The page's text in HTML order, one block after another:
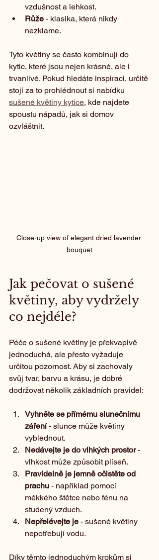
vzdušnost a lehkost.
Růže - klasika, která nikdy
nezklame.
Tyto květiny se často kombinují do
kytic, které jsou nejen krásné, ale i
trvanlivé. Pokud hledáte inspiraci, určitě
stojí za to prohlédnout si nabídku
sušené květiny kytice, kde najdete
spoustu nápadů, jak si domov
ozvláštnit.
Close-up view of elegant dried lavender
bouquet
Jak pečovat o sušené
květiny, aby vydržely
co nejdéle?
Péče o sušené květiny je překvapivě
jednoduchá, ale přesto vyžaduje
určitou pozornost. Aby si zachovaly
svůj tvar, barvu a krásu, je dobré
dodržovat několik základních pravidel:
Vyhněte se přímému slunečnímu
záření - slunce může květiny
vyblednout.
Nedávejte je do vlhkých prostor -
vlhkost může způsobit plíseň.
Pravidelně je jemně očistěte od
prachu - například pomocí
měkkého štětce nebo fénu na
studený vzduch.
Nepřelévejte je - sušené květiny
nepotřebují vodu.
Díky těmto jednoduchým krokům si